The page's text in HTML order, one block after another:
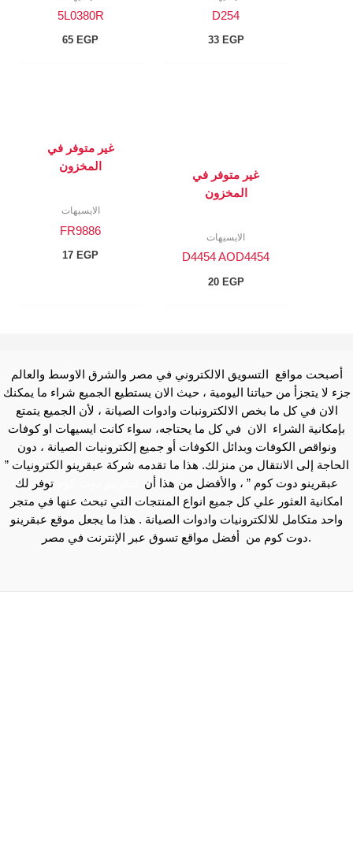
D254
33 EGP
5L0380R
65 EGP
غير متوفر في
المخزون
الايسيهات
D4454 AOD4454
20 EGP
غير متوفر في
المخزون
الايسيهات
FR9886
17 EGP
أصبحت مواقع التسويق الالكتروني في مصر والشرق الاوسط والعالم
جزء لا يتجزأ من حياتنا اليومية ، حيث الان يستطيع الجميع شراء ما يمكنك
الان في كل ما بخص الالكترونبات وادوات الصيانة ، لأن الجميع يتمتع
بإمكانية الشراء الان في كل ما يحتاجه، سواء كانت ايسيهات او كوفات
ونواقص الكوفات وبدائل الكوفات أو جميع إلكترونيات الصيانة ، دون
الحاجة إلى الانتقال من منزلك. هذا ما تقدمه شركة عبقرينو الكترونيات ”
عبقرينو دوت كوم ” ، والأفضل من هذا أن
توفر لك
امكانية العثور علي كل جميع انواع المنتجات التي تبحث عنها في متجر
واحد متكامل للالكترونيات وادوات الصيانة . هذا ما يجعل موقع عبقرينو
دوت كوم من أفضل مواقع تسوق عبر الإنترنت في مصر.